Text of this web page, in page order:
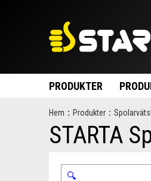
PRODUKTER
Hem : Produkter :
STARTA
🔍